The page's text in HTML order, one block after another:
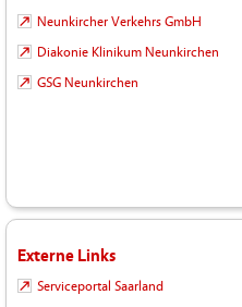
Neunkircher Verkehrs GmbH
Diakonie Klinikum Neunkirchen
GSG Neunkirchen
Externe Links
Serviceportal Saarland